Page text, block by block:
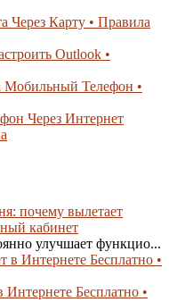
Карту • Правила
Outlook •
Мобильный Телефон •
Через Интернет
почему вылетает
кабинет
улучшает функцио...
Бесплатно •